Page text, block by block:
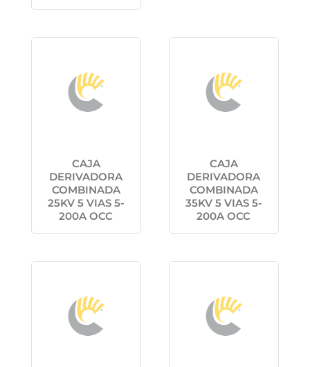
CAJA
DERIVADORA
COMBINADA
25KV 5 VIAS 5-
200A OCC
CAJA
DERIVADORA
COMBINADA
35KV 5 VIAS 5-
200A OCC